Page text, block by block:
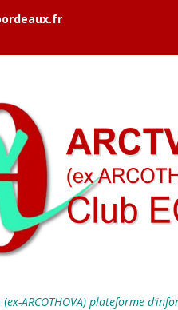
(ex-ARCOTHOVA) plateforme